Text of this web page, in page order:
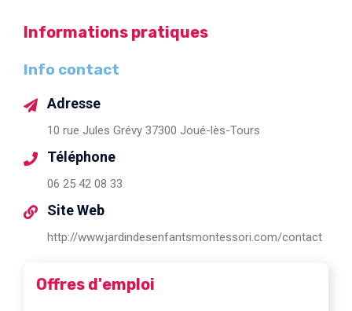
Informations pratiques
Info contact
Adresse
10 rue Jules Grévy 37300 Joué-lès-Tours
Téléphone
06 25 42 08 33
Site Web
http://www.jardindesenfantsmontessori.com/contact
Offres d'emploi